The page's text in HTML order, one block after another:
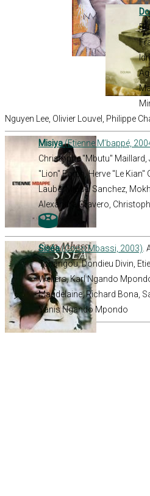
Nguyen Lee, Olivier Louvel, Philippe
Misiya(Etienne M’bappé,
Christophe "Mbutu" Maillard,
"Lion" Fortin, Herve "Le
Laubé, Miguel Sanchez,
Alexandra Cravero,
Siséa(Coco Mbassi, 2003)
Tchangou, Dondieu Divin,
Wellers, Karl Ngando
Magdelaine, Richard Bona,
Yanis Ngando Mpondo